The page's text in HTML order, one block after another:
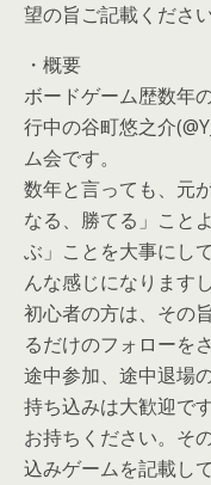
望の旨ご記載ください
・概要
ボードゲーム歴数年
行中の谷町悠之介
ム会です。
数年と言っても、元
なる、勝てる」こと
ぶ」ことを大事にし
んな感じになります
初心者の方は、その
るだけのフォローを
途中参加、途中退場
持ち込みは大歓迎で
お持ちください。そ
込みゲームを記載し